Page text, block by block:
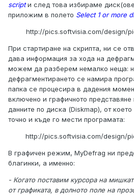
scriptи след това избираме
приложим в полето Select 1 or more
http://pics.softvisia.com/design/
При стартиране на скрипта, ни се
дава информация за хода на
можем да разберем немалко неща:
дефрагментирането се намира
папка се процесира в дадения
включено и графичното
данните по диска (Diskmap), от
точно и къде го мести програмата:
http://pics.softvisia.com/design/
В графичен режим, MyDefrag ни
благинки, а именно:
- Когато поставим курсора на
от графиката, в долното поле на